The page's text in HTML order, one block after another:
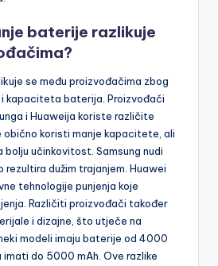
baterije razlikuje
se među proizvođačima zbog
kapaciteta baterija. Proizvođači
i Huaweija koriste različite
koristi manje kapacitete, ali
učinkovitost. Samsung nudi
dužim trajanjem. Huawei
tehnologije punjenja koje
Različiti proizvođači također
i dizajne, što utječe na
modeli imaju baterije od 4000
imati do 5000 mAh. Ove razlike